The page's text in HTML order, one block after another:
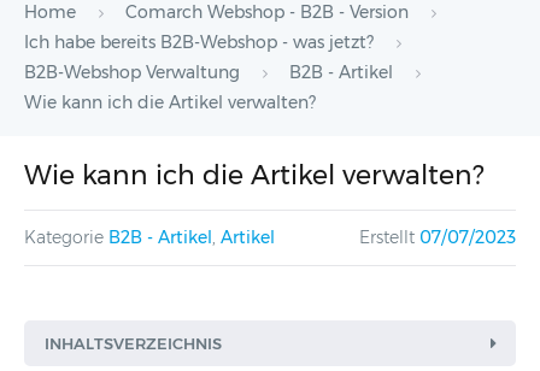
Home
Comarch Webshop - B2B - Version
Ich habe bereits B2B-Webshop - was jetzt?
B2B-Webshop Verwaltung
B2B - Artikel
Wie kann ich die Artikel verwalten?
Wie kann ich die Artikel verwalten?
Kategorie B2B - Artikel, Artikel Erstellt 07/07/2023
INHALTSVERZEICHNIS